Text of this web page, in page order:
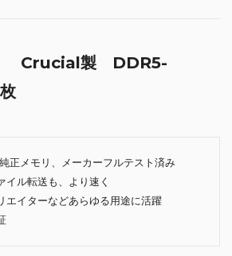
Crucial製 DDR5-
正メモリ、メーカーフルテスト済み
イル転送も、より速く
エイターなどあらゆる用途に活躍